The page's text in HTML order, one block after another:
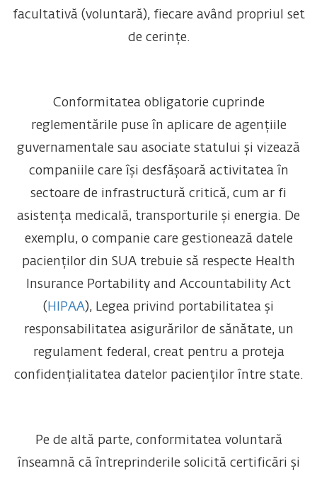
facultativă (voluntară), fiecare având propriul set
de cerințe.
Conformitatea obligatorie cuprinde
reglementările puse în aplicare de agențiile
guvernamentale sau asociate statului și vizează
companiile care își desfășoară activitatea în
sectoare de infrastructură critică, cum ar fi
asistența medicală, transporturile și energia. De
exemplu, o companie care gestionează datele
pacienților din SUA trebuie să respecte Health
Insurance Portability and Accountability Act
( HIPAA), Legea privind portabilitatea și
responsabilitatea asigurărilor de sănătate, un
regulament federal, creat pentru a proteja
confidențialitatea datelor pacienților între state.
Pe de altă parte, conformitatea voluntară
înseamnă că întreprinderile solicită certificări și